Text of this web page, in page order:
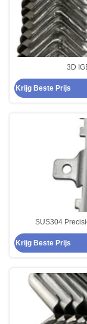
3D
Krijg Beste Prijs
SUS304
Krijg Beste Prijs